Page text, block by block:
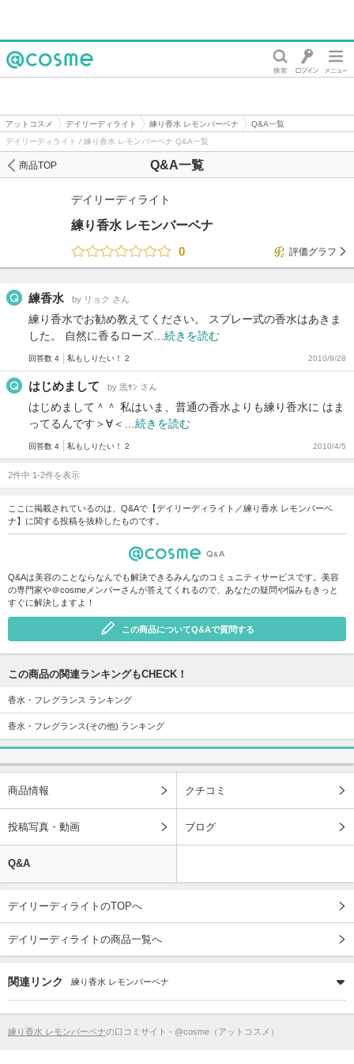
アットコスメ デイリーディライト 練り香水 レモンバーベナ
Q&A一覧
デイリーディライト / 練り香水 レモンバーベナ Q&A一覧
Q&A一覧
商品TOP
デイリーディライト
練り香水 レモンバーベナ
0
評価グラフ
練香水 by リョク さん
練り香水でお勧め教えてください。 スプレー式の香水はあきま
した。 自然に香るローズ… 続きを読む
回答数 4 私もしりたい！ 2 2010/9/28
はじめまして by 黒ｻﾝ さん
はじめまして＾＾ 私はいま、普通の香水よりも練り香水に はま
ってるんです＞∀＜… 続きを読む
回答数 4 私もしりたい！ 2 2010/4/5
2件中 1-2件を表示
ここに掲載されているのは、Q&Aで【デイリーディライト／練り香水 レモンバーベ
ナ】に関する投稿を抜粋したものです。
Q&Aは美容のことならなんでも解決できるみんなのコミュニティサービスです。美容
の専門家や＠cosmeメンバーさんが答えてくれるので、あなたの疑問や悩みもきっと
すぐに解決しますよ！
この商品についてQ&Aで質問する
この商品の関連ランキングもCHECK！
香水・フレグランス ランキング
香水・フレグランス(その他) ランキング
商品情報 クチコミ
投稿写真・動画 ブログ
Q&A
デイリーディライトのTOPへ
デイリーディライトの商品一覧へ
関連リンク 練り香水 レモンバーベナ
練り香水 レモンバーベナの口コミサイト - @cosme（アットコスメ）